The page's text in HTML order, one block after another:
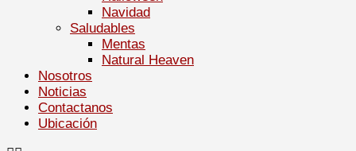
Navidad
Saludables
Mentas
Natural Heaven
Nosotros
Noticias
Contactanos
Ubicación